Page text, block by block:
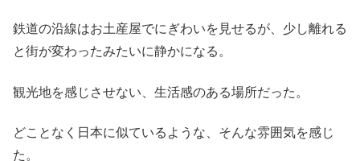
鉄道の沿線はお土産屋でにぎわいを見せるが、少し離れる
と街が変わったみたいに静かになる。
観光地を感じさせない、生活感のある場所だった。
どことなく日本に似ているような、そんな雰囲気を感じ
た。